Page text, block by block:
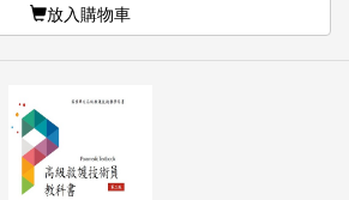
放入購物車